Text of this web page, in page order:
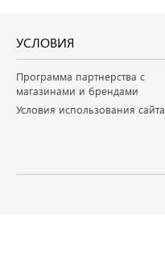
УСЛОВИЯ
Программа партнерства с
магазинами и брендами
Условия использования сайта